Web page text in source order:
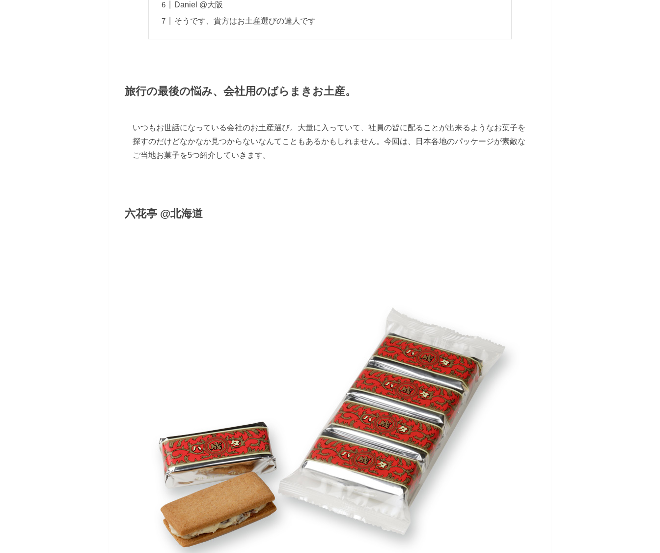
Daniel @大阪
そうです、貴方はお土産選びの達人です
旅行の最後の悩み、会社用のばらまきお土産。
いつもお世話になっている会社のお土産選び。大量に入っていて、社員の皆に配ることが出来るようなお菓子を
探すのだけどなかなか見つからないなんてこともあるかもしれません。今回は、日本各地のパッケージが素敵な
ご当地お菓子を5つ紹介していきます。
六花亭 @北海道